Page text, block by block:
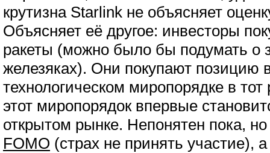
крутизна Starlink не объясняет
Объясняет её другое: инвесторы
ракеты (можно было бы подумать о
железяках). Они покупают позицию
технологическом миропорядке в тот
этот миропорядок впервые
открытом рынке. Непонятен пока,
FOMO (страх не принять участие),